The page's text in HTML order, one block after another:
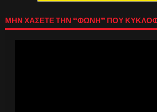
ΜΗΝ ΧΑΣΕΤΕ ΤΗΝ “ΦΩΝΗ” ΠΟΥ